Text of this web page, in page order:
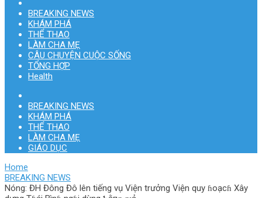
BREAKING NEWS
KHÁM PHÁ
THỂ THAO
LÀM CHA MẸ
CÂU CHUYỆN CUỘC SỐNG
TỔNG HỢP
Health
BREAKING NEWS
KHÁM PHÁ
THỂ THAO
LÀM CHA MẸ
GIÁO DỤC
Home
BREAKING NEWS
Nóng: ĐH Đông Đô lên tiếng vụ Viện trưởng Viện quy ɦoạcɦ Xây